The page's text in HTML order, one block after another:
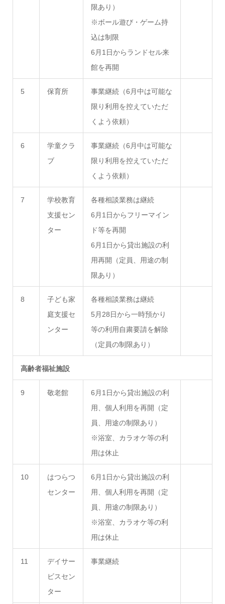
限あり）
※ボール遊び・ゲーム持
込は制限
6月1日からランドセル来
館を再開
5 保育所
事業継続（6月中は可能な
限り利用を控えていただ
くよう依頼）
6
学童クラ
ブ
事業継続（6月中は可能な
限り利用を控えていただ
くよう依頼）
7
学校教育
支援セン
ター
各種相談業務は継続
6月1日からフリーマイン
ド等を再開
6月1日から貸出施設の利
用再開（定員、用途の制
限あり）
8
子ども家
庭支援セ
ンター
各種相談業務は継続
5月28日から一時預かり
等の利用自粛要請を解除
（定員の制限あり）
高齢者福祉施設
9 敬老館
6月1日から貸出施設の利
用、個人利用を再開（定
員、用途の制限あり）
※浴室、カラオケ等の利
用は休止
10
はつらつ
センター
6月1日から貸出施設の利
用、個人利用を再開（定
員、用途の制限あり）
※浴室、カラオケ等の利
用は休止
11
デイサー
ビスセン
ター
事業継続